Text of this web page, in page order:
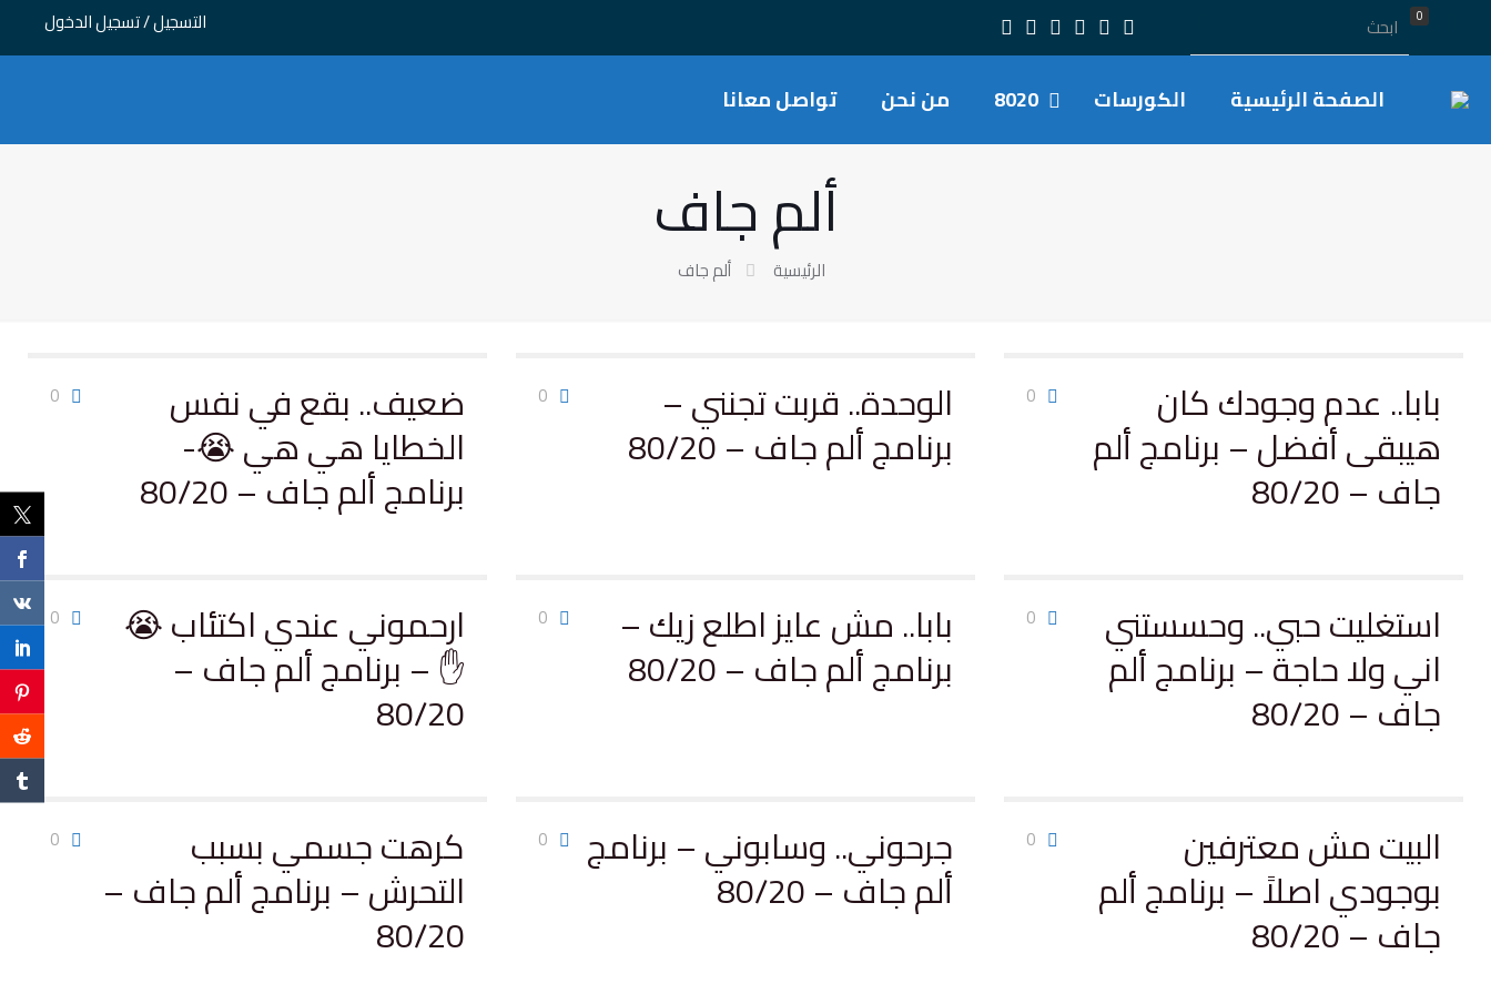
0 التسجيل / تسجيل الدخول
الصفحة الرئيسية الكورسات 8020 من نحن تواصل معانا
ألم جاف
الرئيسية ألم جاف
بابا.. عدم وجودك كان
هيبقى أفضل – برنامج ألم
جاف – 80/20
0 الوحدة.. قربت تجنني –
برنامج ألم جاف – 80/20
0 ضعيف.. بقع في نفس
الخطايا هي هي 😭-
برنامج ألم جاف – 80/20
0
استغليت حبي.. وحسستني
اني ولا حاجة – برنامج ألم
جاف – 80/20
0 بابا.. مش عايز اطلع زيك –
برنامج ألم جاف – 80/20
0 ارحموني عندي اكتئاب 😭
✋ – برنامج ألم جاف –
80/20
0
البيت مش معترفين
بوجودي اصلاً – برنامج ألم
جاف – 80/20
0 جرحوني.. وسابوني – برنامج
ألم جاف – 80/20
0 كرهت جسمي بسبب
التحرش – برنامج ألم جاف –
80/20
0